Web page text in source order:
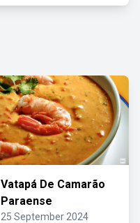
Vatapá De Camarão
Paraense
25 September 2024